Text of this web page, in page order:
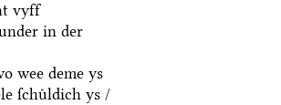
vyff
in der
wee deme ys
ſchuͤldich ys /